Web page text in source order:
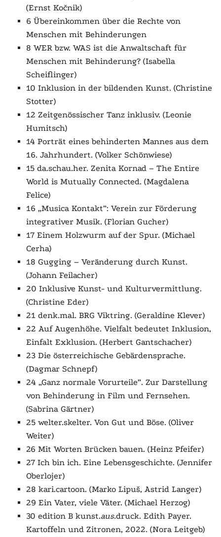
(Ernst Kočnik)
6 Übereinkommen über die Rechte von
Menschen mit Behinderungen
8 WER bzw. WAS ist die Anwaltschaft für
Menschen mit Behinderung? (Isabella
Scheiflinger)
10 Inklusion in der bildenden Kunst. (Christine
Stotter)
12 Zeitgenössischer Tanz inklusiv. (Leonie
Humitsch)
14 Porträt eines behinderten Mannes aus dem
16. Jahrhundert. (Volker Schönwiese)
15 da.schau.her. Zenita Kornad – The Entire
World is Mutually Connected. (Magdalena
Felice)
16 „Musica Kontakt”: Verein zur Förderung
integrativer Musik. (Florian Gucher)
17 Einem Holzwurm auf der Spur. (Michael
Cerha)
18 Gugging – Veränderung durch Kunst.
(Johann Feilacher)
20 Inklusive Kunst- und Kulturvermittlung.
(Christine Eder)
21 denk.mal. BRG Viktring. (Geraldine Klever)
22 Auf Augenhöhe. Vielfalt bedeutet Inklusion,
Einfalt Exklusion. (Herbert Gantschacher)
23 Die österreichische Gebärdensprache.
(Dagmar Schnepf)
24 „Ganz normale Vorurteile”. Zur Darstellung
von Behinderung in Film und Fernsehen.
(Sabrina Gärtner)
25 welter.skelter. Von Gut und Böse. (Oliver
Weiter)
26 Mit Worten Brücken bauen. (Heinz Pfeifer)
27 Ich bin ich. Eine Lebensgeschichte. (Jennifer
Oberlojer)
28 kari.cartoon. (Marko Lipuš, Astrid Langer)
29 Ein Vater, viele Väter. (Michael Herzog)
30 edition B kunst.aus.druck. Edith Payer.
Kartoffeln und Zitronen, 2022. (Nora Leitgeb)